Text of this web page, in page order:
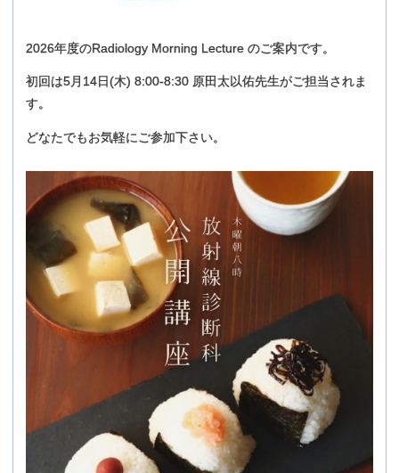
2026年度のRadiology Morning Lecture のご案内です。
初回は5月14日(木) 8:00-8:30 原田太以佑先生がご担当されま
す。
どなたでもお気軽にご参加下さい。